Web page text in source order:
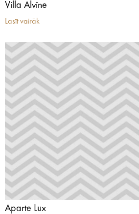
Villa Alvīne
Lasīt vairāk
Aparte Lux